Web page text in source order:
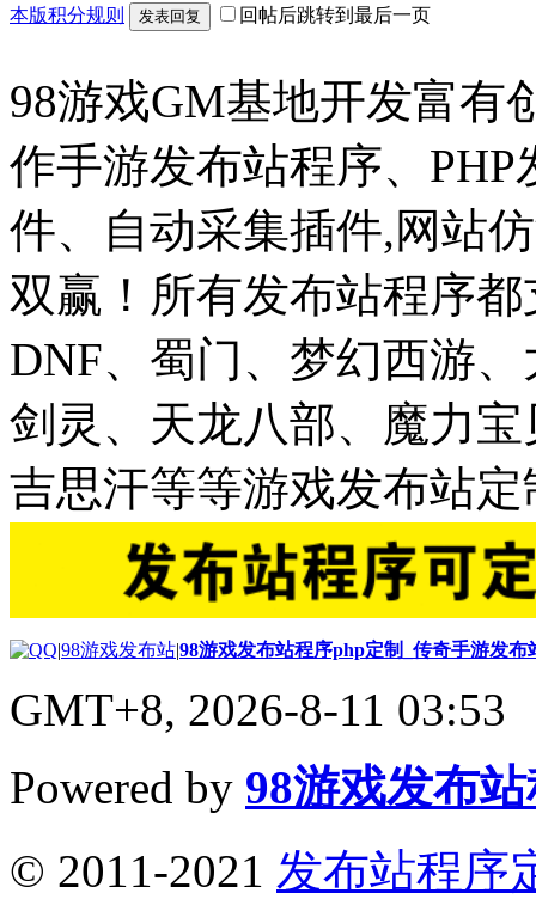
本版积分规则 发表回复 回帖后跳转到最后一页
98游戏GM基地开发富有
作手游发布站程序、
件、自动采集插件,网站
双赢！所有发布站程序
DNF、蜀门、梦幻西游
剑灵、天龙八部、魔力
吉思汗等等游戏发布站定
|98游戏发布站|98游戏发布站程序php定制_传奇手游发
GMT+8, 2026-8-11 03:53
Powered by 98游戏发布
© 2011-2021 发布站程序